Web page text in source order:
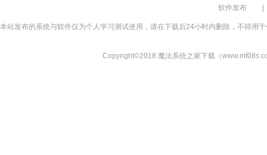
软件发布
本站发布的系统与软件仅为个人学习测试使用，请在下载后24小时内删除，不得用
Copyright©2018 魔法系统之家下载（